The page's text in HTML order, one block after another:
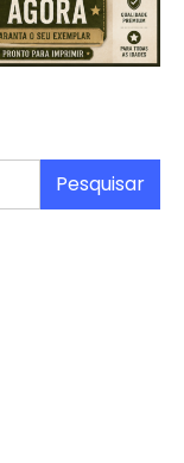
Pesquisar